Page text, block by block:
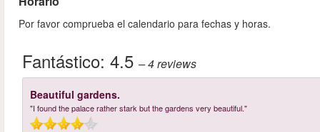
Por favor comprueba el calendario para fechas y horas.
Fantástico: 4.5 – 4reviews
Beautiful gardens.
"I found the palace rather stark but the gardens very beautiful."